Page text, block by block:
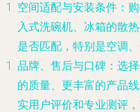
空间适配与安装条件 ：
入式洗碗机、冰箱的散
是否匹配，特别是空调
品牌、售后与口碑 ：选
的质量、更丰富的产品
实用户评价和专业测评